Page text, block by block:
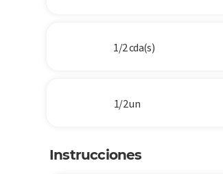
1/2 cda(s)
1/2 un
Instrucciones